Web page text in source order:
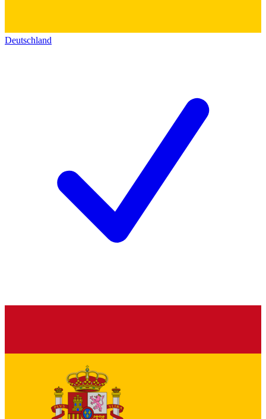
Deutschland